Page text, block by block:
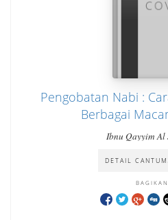
Pengobatan Nabi :
Berbagai
Ibnu Qayyim Al
DETAIL